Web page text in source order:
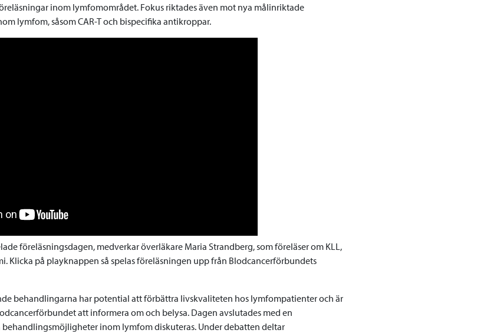
inom lymfomområdet. Fokus riktades även mot nya målinriktade
lymfom, såsom CAR-T och bispecifika antikroppar.
föreläsningsdagen, medverkar överläkare Maria Strandberg, som föreläser om KLL,
Klicka på playknappen så spelas föreläsningen upp från Blodcancerförbundets
behandlingarna har potential att förbättra livskvaliteten hos lymfompatienter och är
att informera om och belysa. Dagen avslutades med en
behandlingsmöjligheter inom lymfom diskuteras. Under debatten deltar